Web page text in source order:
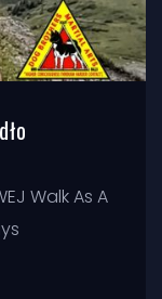
Walk As A